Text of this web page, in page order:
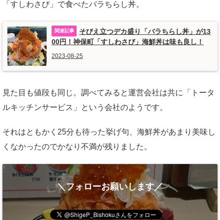
「すしわさび」で食べたバラちらし丼。
そびえ立つデカ盛り「バラちらし丼」が13
00円！神保町「すしわさび」海鮮丼は味も良し！
2023-08-25
見た目も値段も同じ。調べてみると運営会社は共に「トータ
ルキッチンサービス」という会社のようです。
それはともかく25分も待った挙げ句、海鮮丼があまり美味し
くなかったのでかなり不満が残りました。
＼フォローお願いします／